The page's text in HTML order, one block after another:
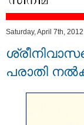
Saturday, April 7th, 2012
പരാതി